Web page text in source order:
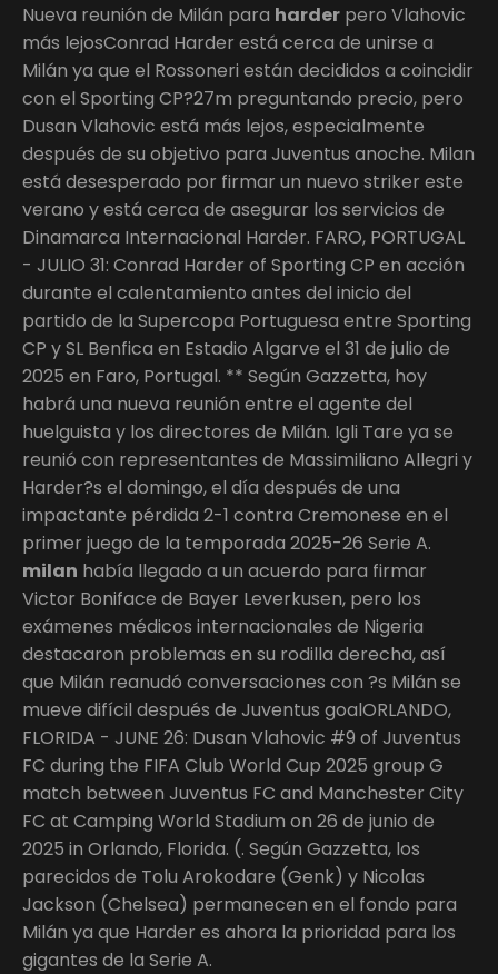
Nueva reunión de Milán para harder pero Vlahovic
más lejosConrad Harder está cerca de unirse a
Milán ya que el Rossoneri están decididos a coincidir
con el Sporting CP?27m preguntando precio, pero
Dusan Vlahovic está más lejos, especialmente
después de su objetivo para Juventus anoche. Milan
está desesperado por firmar un nuevo striker este
verano y está cerca de asegurar los servicios de
Dinamarca Internacional Harder. FARO, PORTUGAL
- JULIO 31: Conrad Harder of Sporting CP en acción
durante el calentamiento antes del inicio del
partido de la Supercopa Portuguesa entre Sporting
CP y SL Benfica en Estadio Algarve el 31 de julio de
2025 en Faro, Portugal. ** Según Gazzetta, hoy
habrá una nueva reunión entre el agente del
huelguista y los directores de Milán. Igli Tare ya se
reunió con representantes de Massimiliano Allegri y
Harder?s el domingo, el día después de una
impactante pérdida 2-1 contra Cremonese en el
primer juego de la temporada 2025-26 Serie A.
milan había llegado a un acuerdo para firmar
Victor Boniface de Bayer Leverkusen, pero los
exámenes médicos internacionales de Nigeria
destacaron problemas en su rodilla derecha, así
que Milán reanudó conversaciones con ?s Milán se
mueve difícil después de Juventus goalORLANDO,
FLORIDA - JUNE 26: Dusan Vlahovic #9 of Juventus
FC during the FIFA Club World Cup 2025 group G
match between Juventus FC and Manchester City
FC at Camping World Stadium on 26 de junio de
2025 in Orlando, Florida. (. Según Gazzetta, los
parecidos de Tolu Arokodare (Genk) y Nicolas
Jackson (Chelsea) permanecen en el fondo para
Milán ya que Harder es ahora la prioridad para los
gigantes de la Serie A.